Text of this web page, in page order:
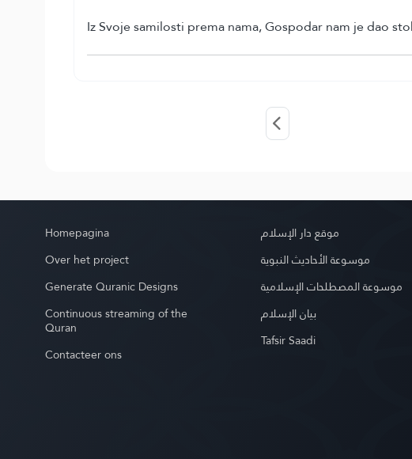
Iz Svoje samilosti prema nama, Gospodar nam je dao
Homepagina
Over het project
Generate Quranic Designs
Continuous streaming of the
Quran
Contacteer ons
موقع دار الإسلام
موسوعة الأحاديث النبوية
موسوعة المصطلحات الإسلامية
بيان الإسلام
Tafsir Saadi